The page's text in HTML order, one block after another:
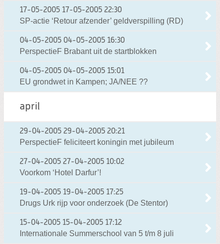
17-05-2005 17-05-2005 22:30
SP-actie ‘Retour afzender’ geldverspilling (RD)
04-05-2005 04-05-2005 16:30
PerspectieF Brabant uit de startblokken
04-05-2005 04-05-2005 15:01
EU grondwet in Kampen; JA/NEE ??
april
29-04-2005 29-04-2005 20:21
PerspectieF feliciteert koningin met jubileum
27-04-2005 27-04-2005 10:02
Voorkom ‘Hotel Darfur’!
19-04-2005 19-04-2005 17:25
Drugs Urk rijp voor onderzoek (De Stentor)
15-04-2005 15-04-2005 17:12
Internationale Summerschool van 5 t/m 8 juli